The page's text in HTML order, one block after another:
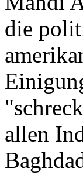
die
allen